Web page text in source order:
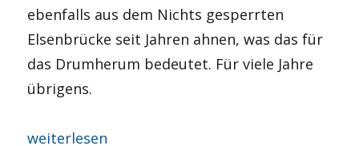
ebenfalls aus dem Nichts gesperrten
Elsenbrücke seit Jahren ahnen, was das für
das Drumherum bedeutet. Für viele Jahre
übrigens.
„Über sieben Brücken musst Du geh’n…“
weiterlesen